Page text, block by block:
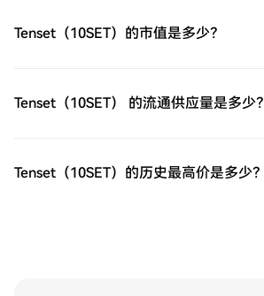
（EBAY）后，将其存储在您的HTX账户钱包
中。您也可以通过区块链转账将其发送到其
松交易易贝（EBAY)。访问您的账户，选择
您的交易对，执行您的交易，并实时监控。
Tenset（10SET）的市值是多少？
Tenset（10SET） 的流通供应量是多少？
Tenset（10SET）的历史最高价是多少？